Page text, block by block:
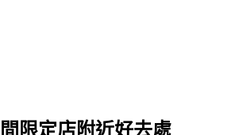
限定店附近好去處